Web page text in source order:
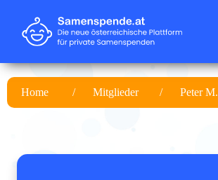
Home Mitglieder Peter M.